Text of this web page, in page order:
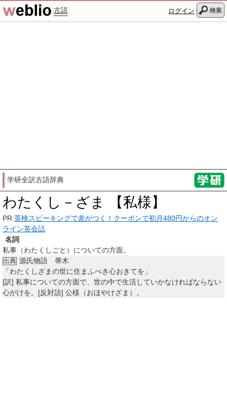
古語 ログイン 検索
学研全訳古語辞典
わたくし－ざま 【私様】
PR:英検スピーキングで差がつく！クーポンで初月480円からのオン
ライン英会話
名詞
私事（わたくしごと）についての方面。
出典 源氏物語 帚木
「わたくしざまの世に住まふべき心おきてを」
[訳] 私事についての方面で、世の中で生活していかなければならない
心がけを。[反対語] 公様（おほやけざま）。